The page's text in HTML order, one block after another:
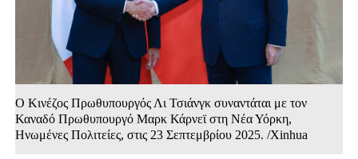
Ο Κινέζος Πρωθυπουργός Λι Τσιάνγκ συναντάται με τον
Καναδό Πρωθυπουργό Μαρκ Κάρνεϊ στη Νέα Υόρκη,
Ηνωμένες Πολιτείες, στις 23 Σεπτεμβρίου 2025. /Xinhua